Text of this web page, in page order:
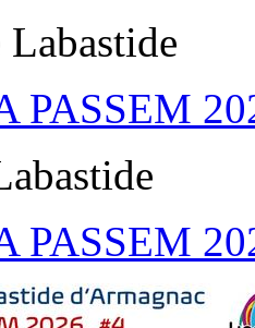
Labastide
PASSEM
PASSEM